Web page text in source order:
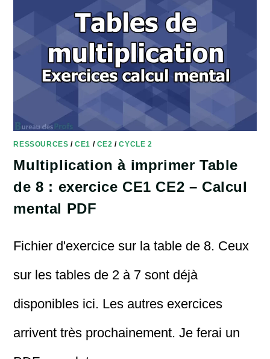
RESSOURCES /CE1 / CE2 /CYCLE 2
Multiplication à imprimer Table
de 8 : exercice CE1 CE2 – Calcul
mental PDF
Fichier d'exercice sur la table de 8. Ceux
sur les tables de 2 à 7 sont déjà
disponibles ici. Les autres exercices
arrivent très prochainement. Je ferai un